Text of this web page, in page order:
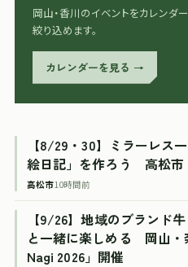
岡山・香川のイベントをカレンダ
絞り込めます。
カレンダーを見る →
【8/29・30】ミラーレス
絵日記」を作ろう 高松市
高松市10時間前
【9/26】地域のブランド
と一緒に楽しめる 岡山・
Nagi 2026」開催